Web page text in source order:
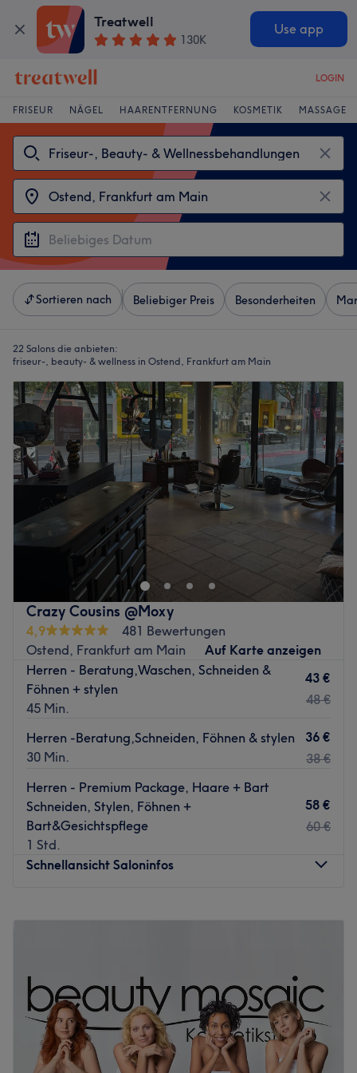
Treatwell
130K
Use app
LOGIN
FRISEUR NÄGEL HAARENTFERNUNG KOSMETIK MASSAGE
Sortieren nach Beliebiger Preis Besonderheiten
22 Salons die anbieten:
friseur-, beauty- & wellness in Ostend, Frankfurt am Main
Crazy Cousins @Moxy
4,9
481 Bewertungen
Ostend, Frankfurt am Main
Auf Karte anzeigen
Herren - Beratung,Waschen, Schneiden &
Föhnen + stylen
45 Min.
43 €
48 €
Herren -Beratung,Schneiden, Föhnen & stylen
30 Min.
36 €
38 €
Herren - Premium Package, Haare + Bart
Schneiden, Stylen, Föhnen +
Bart&Gesichtspflege
1 Std.
58 €
60 €
Schnellansicht Saloninfos
Freitag
10:00–20:00
Samstag
10:00–17:00
Sonntag
Geschlossen
Crazycousins @Moxy – Dein Barbershop in Frankfurt-